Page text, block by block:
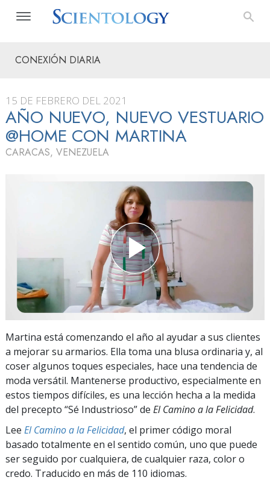
CONEXIÓN DIARIA
15 DE FEBRERO DEL 2021
AÑO NUEVO, NUEVO VESTUARIO
@HOME CON MARTINA
CARACAS, VENEZUELA
Martina está comenzando el año al ayudar a sus clientes
a mejorar su armarios. Ella toma una blusa ordinaria y, al
coser algunos toques especiales, hace una tendencia de
moda versátil. Mantenerse productivo, especialmente en
estos tiempos difíciles, es una lección hecha a la medida
del precepto “Sé Industrioso” de El Camino a la Felicidad.
Lee El Camino a la Felicidad, el primer código moral
basado totalmente en el sentido común, uno que puede
ser seguido por cualquiera, de cualquier raza, color o
credo. Traducido en más de 110 idiomas.